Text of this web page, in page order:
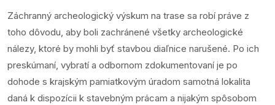
Záchranný archeologický výskum na trase sa robí práve z
toho dôvodu, aby boli zachránené všetky archeologické
nálezy, ktoré by mohli byť stavbou diaľnice narušené. Po ich
preskúmaní, vybratí a odbornom zdokumentovaní je po
dohode s krajským pamiatkovým úradom samotná lokalita
daná k dispozícii k stavebným prácam a nijakým spôsobom